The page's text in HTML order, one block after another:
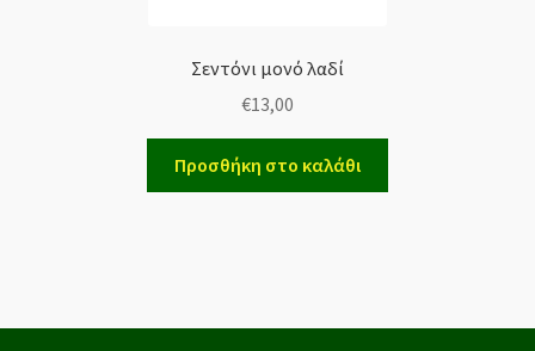
Σεντόνι μονό λαδί
€13,00
Προσθήκη στο καλάθι